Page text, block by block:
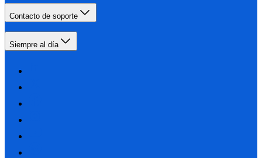
Contacto de soporte
Siempre al día